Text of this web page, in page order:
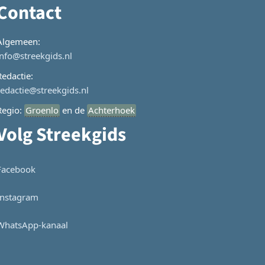
Groenlo en de Achterhoek
Streekgids
kanaal